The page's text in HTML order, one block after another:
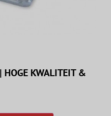
HOGE KWALITEIT &